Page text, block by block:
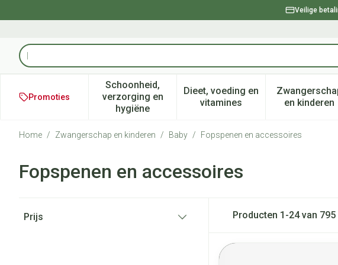
Veilige
Product, merk, categorie...
Promoties
Schoonheid,
verzorging en
hygiëne
Toon submenu voor Schoonheid, verzorging
Dieet, voeding en
vitaminesToon submenu vooren kinderen
Toon
Home / Zwangerschap en kinderen / Baby / Fopspenen en accessoires
Fopspenen en accessoires
Prijs
Producten 1 -24van 795